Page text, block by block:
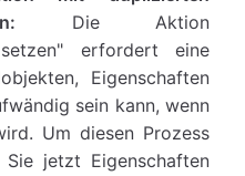
Die Aktion
setzen" erfordert eine
Eigenschaften
sein kann, wenn
Um diesen Prozess
jetzt Eigenschaften